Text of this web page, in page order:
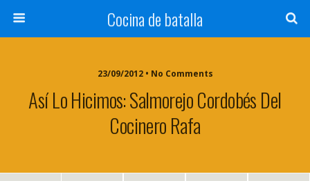
Cocina de batalla
23/09/2012 • No Comments
Así Lo Hicimos: Salmorejo Cordobés Del
Cocinero Rafa